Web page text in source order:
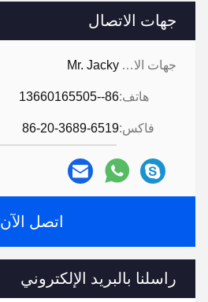
جهات الاتصال
جهات الاتصال: Mr. Jacky
هاتف:86--13660165505
فاكس:86-20-3689-6519
اتصل الآن
راسلنا بالبريد الإلكتروني